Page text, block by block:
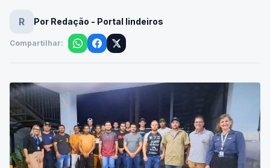
R Por Redação - Portal lindeiros
Compartilhar: